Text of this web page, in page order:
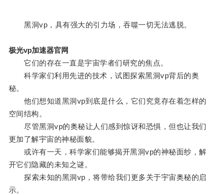
黑洞vp，具有强大的引力场，吞噬一切无法逃脱。
极光vp加速器官网
它们的存在一直是宇宙学者们研究的焦点。
科学家们利用先进的技术，试图探索黑洞vp背后的奥
秘。
他们想知道黑洞vp到底是什么，它们究竟存在着怎样的
空间结构。
尽管黑洞vp的奥秘让人们感到惊讶和恐惧，但也让我们
更加了解宇宙的神秘面貌。
或许有一天，科学家们能够揭开黑洞vp的神秘面纱，解
开它们隐藏的未知之谜。
探索未知的黑洞vp，将带给我们更多关于宇宙奥秘的启
示。